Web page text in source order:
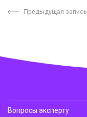
Предыдущая запись
Вопросы эксперту